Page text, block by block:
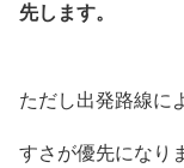
先します。
ただし出発路線に
すさが優先になり